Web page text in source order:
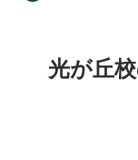
光が丘